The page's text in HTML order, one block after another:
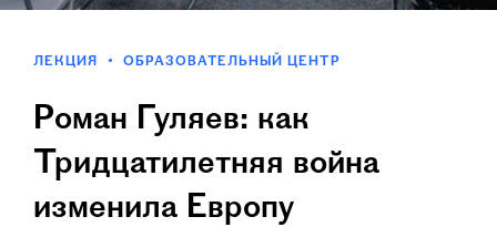
ЛЕКЦИЯ ОБРАЗОВАТЕЛЬНЫЙ ЦЕНТР
Роман Гуляев: как
Тридцатилетняя война
изменила Европу